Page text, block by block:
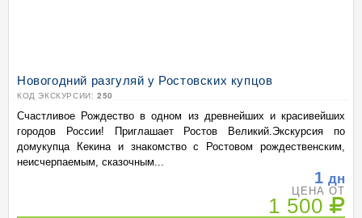
Новогодний разгуляй у Ростовских купцов
КОД ЭКСКУРСИИ: 250
Счастливое Рождество в одном из древнейших и красивейших
городов России! Приглашает Ростов Великий.Экскурсия по
домукупца Кекина и знакомство с Ростовом рождественским,
неисчерпаемым, сказочным...
1 дн
ЦЕНА ОТ
1 500